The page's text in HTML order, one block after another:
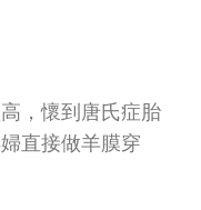
，懷到唐氏症胎
直接做羊膜穿